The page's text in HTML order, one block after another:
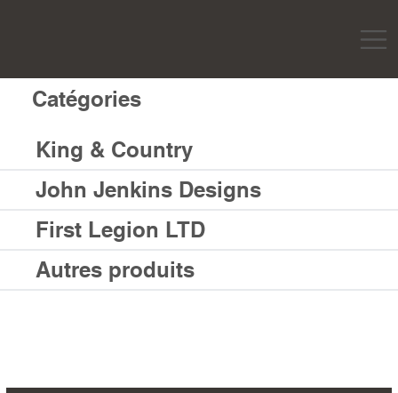
Catégories
King & Country
John Jenkins Designs
First Legion LTD
Autres produits